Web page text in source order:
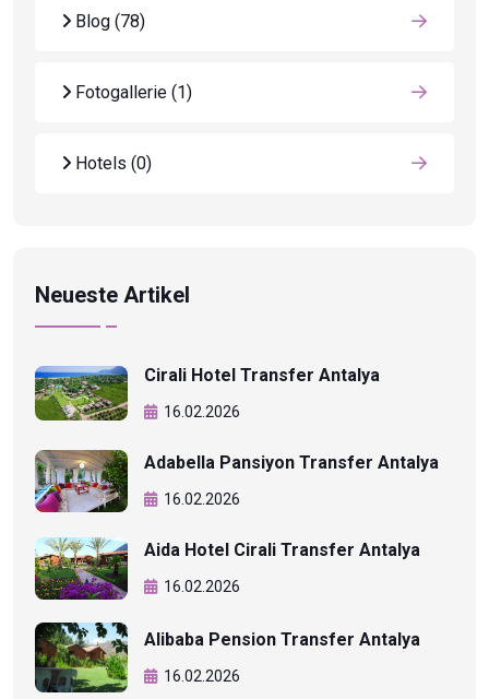
Blog (78)
Fotogallerie (1)
Hotels (0)
Neueste Artikel
Cirali Hotel Transfer Antalya
16.02.2026
Adabella Pansiyon Transfer Antalya
16.02.2026
Aida Hotel Cirali Transfer Antalya
16.02.2026
Alibaba Pension Transfer Antalya
16.02.2026